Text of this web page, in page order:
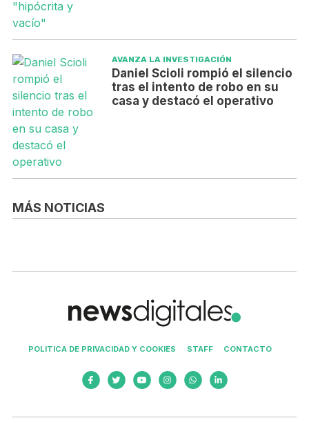
AVANZA LA INVESTIGACIÓN
Daniel Scioli rompió el silencio
tras el intento de robo en su
casa y destacó el operativo
MÁS NOTICIAS
POLITICA DE PRIVACIDAD Y COOKIES STAFF CONTACTO